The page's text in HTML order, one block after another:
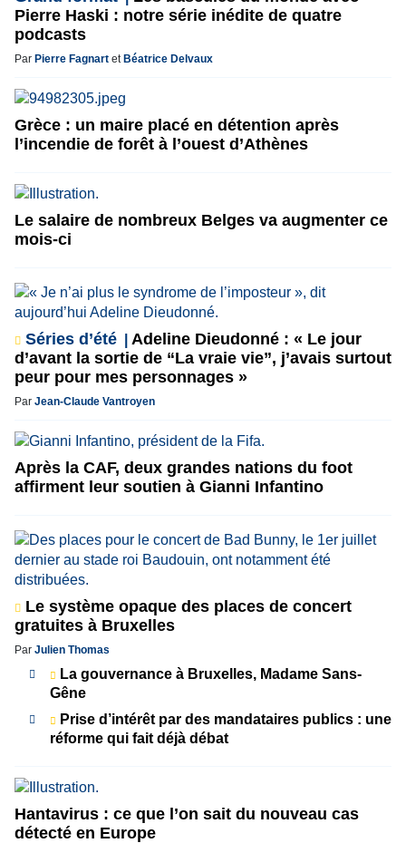
Pierre Haski : notre série inédite de quatre
podcasts
Par Pierre Fagnart et Béatrice Delvaux
Grèce : un maire placé en détention après
l’incendie de forêt à l’ouest d’Athènes
Le salaire de nombreux Belges va augmenter ce
mois-ci
Séries d’été
Adeline Dieudonné : « Le jour
d’avant la sortie de “La vraie vie”, j’avais surtout
peur pour mes personnages »
Par Jean-Claude Vantroyen
Après la CAF, deux grandes nations du foot
affirment leur soutien à Gianni Infantino
Le système opaque des places de concert
gratuites à Bruxelles
Par Julien Thomas
La gouvernance à Bruxelles, Madame Sans-
Gêne
Prise d’intérêt par des mandataires publics : une
réforme qui fait déjà débat
Hantavirus : ce que l’on sait du nouveau cas
détecté en Europe